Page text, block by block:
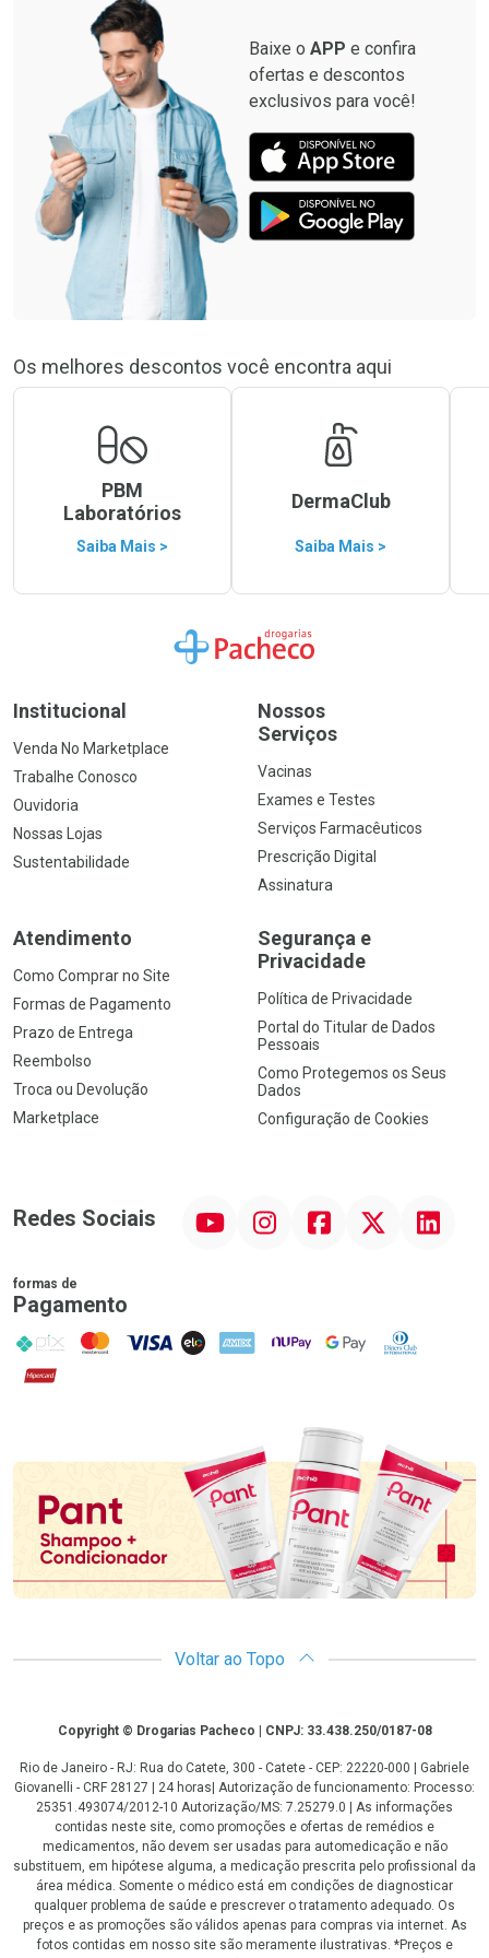
Baixe o APP e confira
ofertas e descontos
exclusivos para você!
Os melhores descontos você encontra aqui
PBM
Laboratórios
Saiba Mais >
DermaClub
Saiba Mais >
Ir para a Home
Institucional
Venda No Marketplace
Trabalhe Conosco
Ouvidoria
Nossas Lojas
Sustentabilidade
Nossos
Serviços
Vacinas
Exames e Testes
Serviços Farmacêuticos
Prescrição Digital
Assinatura
Atendimento
Como Comprar no Site
Formas de Pagamento
Prazo de Entrega
Reembolso
Troca ou Devolução
Marketplace
Segurança e
Privacidade
Política de Privacidade
Portal do Titular de Dados
Pessoais
Como Protegemos os Seus
Dados
Configuração de Cookies
Redes Sociais InstagramFacebookTwitter Linkedin
formas de
Pagamento
PIX MasterCard
VISA ELO AMEX NuPay Google PayDiners Club
Hipercard
Promoção em Destaque
Voltar ao Topo
CopyrightCopyright © Drogarias Pacheco | CNPJ: 33.438.250/0187-08
Rio de Janeiro - RJ: Rua do Catete, 300 - Catete - CEP: 22220-000 | Gabriele
Giovanelli - CRF 28127 | 24 horas| Autorização de funcionamento: Processo:
25351.493074/2012-10 Autorização/MS: 7.25279.0 | As informações
contidas neste site, como promoções e ofertas de remédios e
medicamentos, não devem ser usadas para automedicação e não
substituem, em hipótese alguma, a medicação prescrita pelo profissional da
área médica. Somente o médico está em condições de diagnosticar
qualquer problema de saúde e prescrever o tratamento adequado. Os
preços e as promoções são válidos apenas para compras via internet. As
fotos contidas em nosso site são meramente ilustrativas. *Preços e